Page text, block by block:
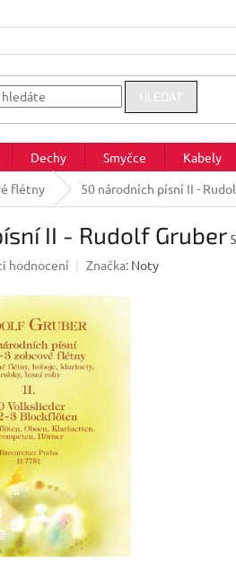
HLEDAT
Dechy Smyčce Kabely
flétny 50 národních písní II -
II - Rudolf Gruber
hodnocení Značka: Noty